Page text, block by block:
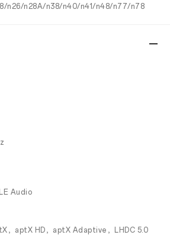
n26/n28A/n38/n40/n41/n48/n77/n78
Audio
，aptX HD，aptX Adaptive，LHDC 5.0